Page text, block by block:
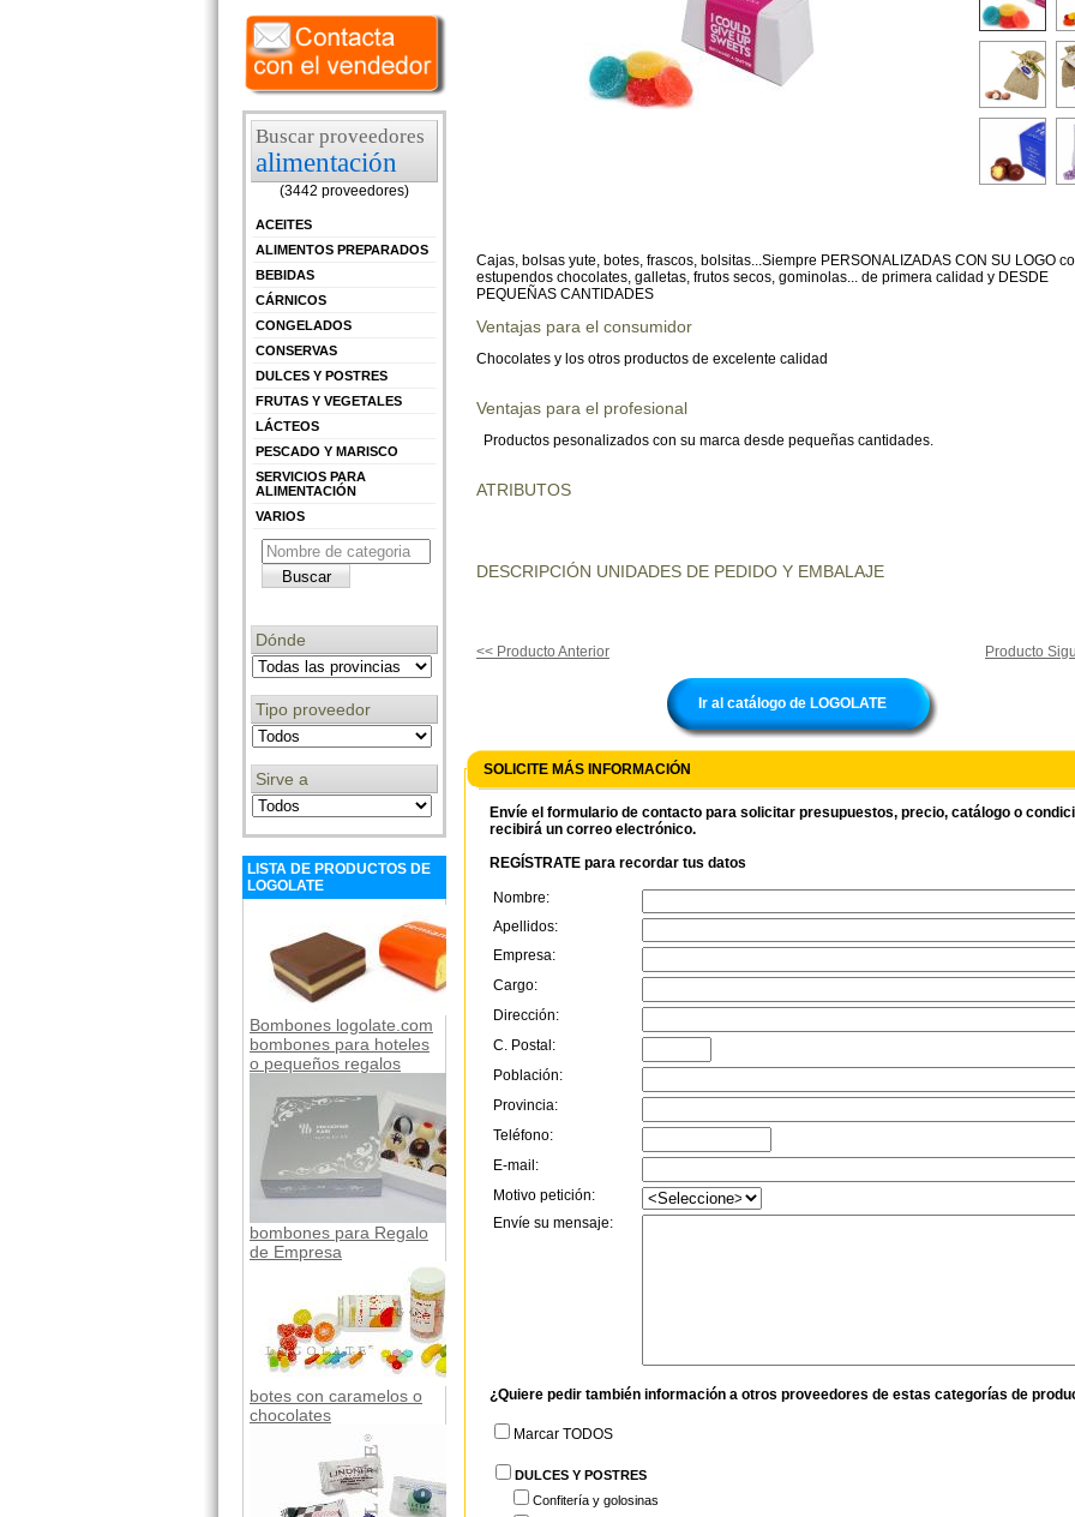
Buscar proveedores
alimentación
(3442 proveedores)
ACEITES
ALIMENTOS PREPARADOS
BEBIDAS
CÁRNICOS
CONGELADOS
CONSERVAS
DULCES Y POSTRES
FRUTAS Y VEGETALES
LÁCTEOS
PESCADO Y MARISCO
SERVICIOS PARA
ALIMENTACIÓN
VARIOS
Dónde
Tipo proveedor
Sirve a
LISTA DE PRODUCTOS DE
LOGOLATE
Bombones logolate.com
bombones para hoteles
o pequeños regalos
bombones para Regalo
de Empresa
botes con caramelos o
chocolates
Cajas, bolsas yute, botes, frascos, bolsitas...Siempre PERSONALIZADAS CON SU LOGO
estupendos chocolates, galletas, frutos secos, gominolas... de primera calidad y DESDE
PEQUEÑAS CANTIDADES
Ventajas para el consumidor
Chocolates y los otros productos de excelente calidad
Ventajas para el profesional
Productos pesonalizados con su marca desde pequeñas cantidades.
ATRIBUTOS
DESCRIPCIÓN UNIDADES DE PEDIDO Y EMBALAJE
<< Producto Anterior Producto
Ir al catálogo de LOGOLATE
SOLICITE MÁS INFORMACIÓN
Envíe el formulario de contacto para solicitar presupuestos, precio, catálogo o
recibirá un correo electrónico.
REGÍSTRATE para recordar tus datos
Nombre:
Apellidos:
Empresa:
Cargo:
Dirección:
C. Postal:
Población:
Provincia:
Teléfono:
E-mail:
Motivo petición:
Envíe su mensaje:
¿Quiere pedir también información a otros proveedores de estas categorías de
Marcar TODOS
DULCES Y POSTRES
Confitería y golosinas